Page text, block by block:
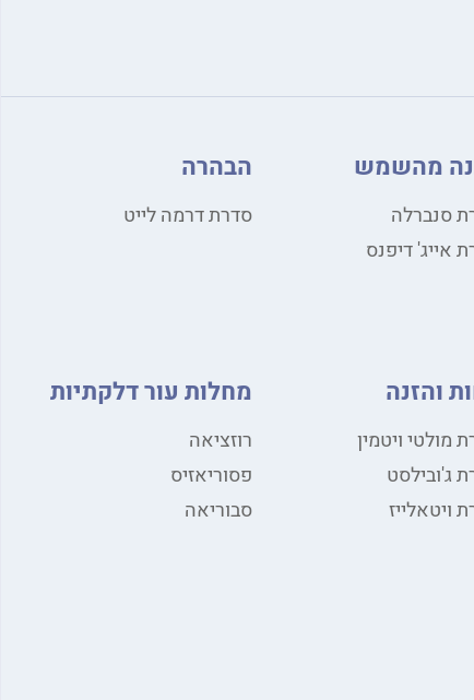
מהשמש
סנברלה
אייג' דיפנס
והזנה
מולטי ויטמין
ג'ובילסט
ויטאלייז
הבהרה
סדרת דרמה לייט
מחלות עור דלקתיות
רוזציאה
פסוריאזיס
סבוריאה